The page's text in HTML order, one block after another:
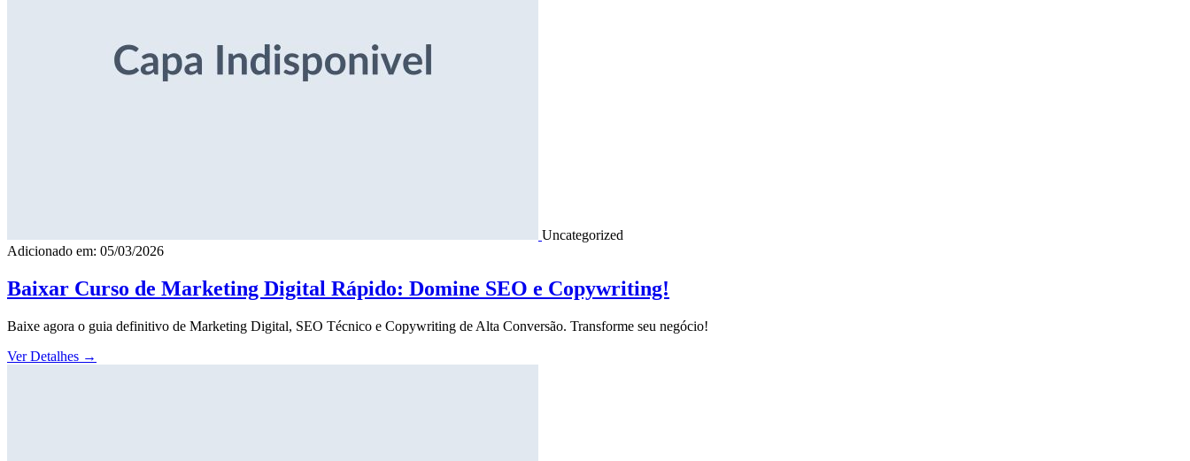
Uncategorized
Adicionado em: 05/03/2026
Baixar Curso de Marketing Digital Rápido: Domine SEO e Copywriting!
Baixe agora o guia definitivo de Marketing Digital, SEO Técnico e Copywriting de Alta Conversão. Transforme seu negócio!
Ver Detalhes →